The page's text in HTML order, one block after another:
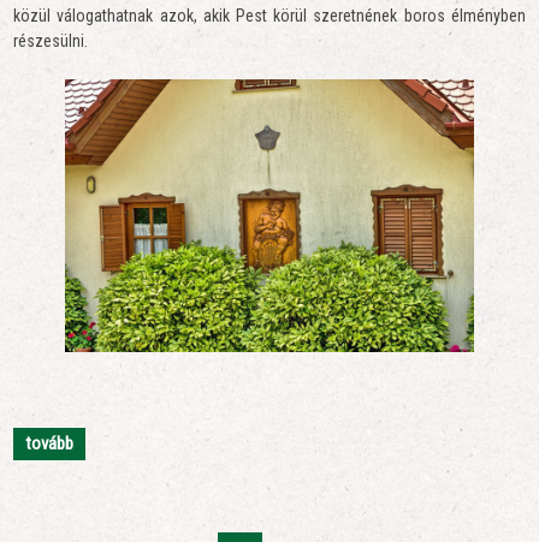
közül válogathatnak azok, akik Pest körül szeretnének boros élményben
részesülni.
tovább